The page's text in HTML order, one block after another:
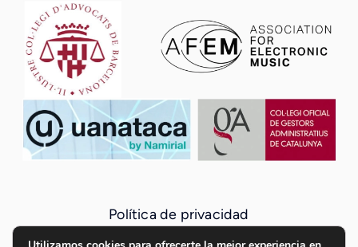
Política de privacidad
Política de cookies